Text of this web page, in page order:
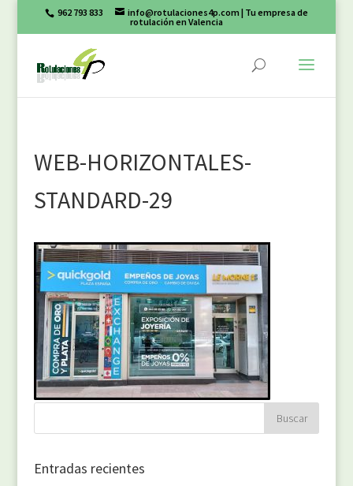
962 793 833 info@rotulaciones4p.com | Tu empresa de
rotulación en Valencia
WEB-HORIZONTALES-
STANDARD-29
Entradas recientes